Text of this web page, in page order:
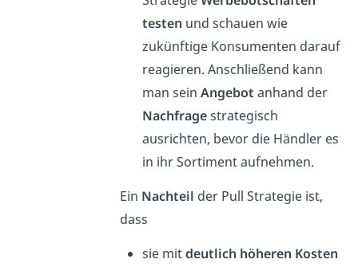
testen und schauen wie
zukünftige Konsumenten darauf
reagieren. Anschließend kann
man sein Angebot anhand der
Nachfragestrategisch
ausrichten, bevor die Händler es
in ihr Sortiment aufnehmen.
Ein Nachteil der Pull Strategie ist,
dass
sie mitdeutlich höheren Kosten